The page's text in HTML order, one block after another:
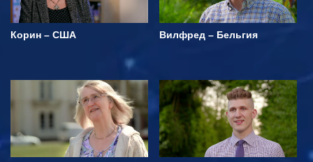
Корин – США Вилфред – Бельгия